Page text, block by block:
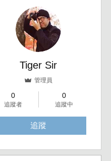
Tiger Sir
管理員
0
追蹤者
0
追蹤中
追蹤